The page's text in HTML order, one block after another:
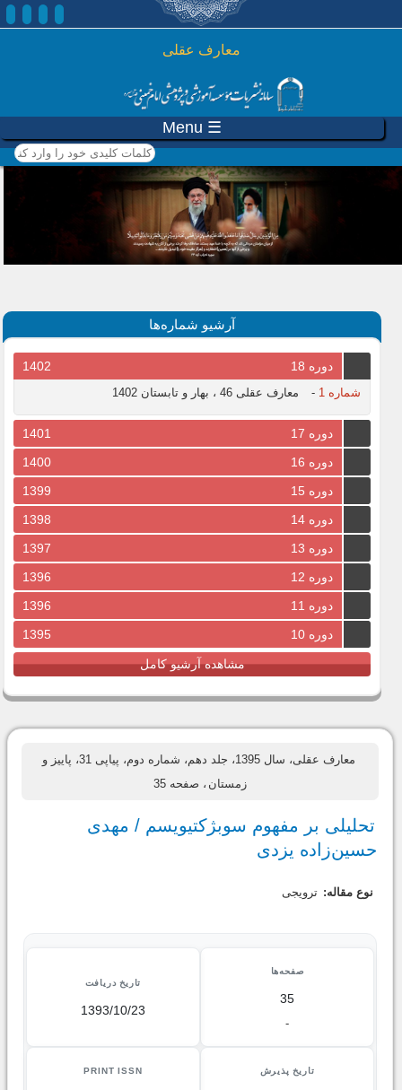
رفتن به محتوای اصلی
معارف عقلی
☰ Menu
کلمات کلیدی خود را وارد
کنید
آرشیو شماره‌ها
دوره 18 1402
شماره 1 - معارف عقلی 46 ، بهار و تابستان 1402
دوره 17
1401
دوره 16
1400
دوره 15
1399
دوره 14
1398
دوره 13
1397
دوره 12
1396
دوره 11
1396
دوره 10
1395
مشاهده آرشیو کامل
معارف عقلی، سال 1395، جلد دهم، شماره دوم، پیاپی 31، پاییز و
زمستان ، صفحه 35
تحلیلی بر مفهوم سوبژکتیویسم / مهدی
حسین‌زاده یزدی
نوع مقاله: ترویجی
صفحه‌ها
35
-
تاریخ دریافت
1393/10/23
تاریخ پذیرش PRINT ISSN